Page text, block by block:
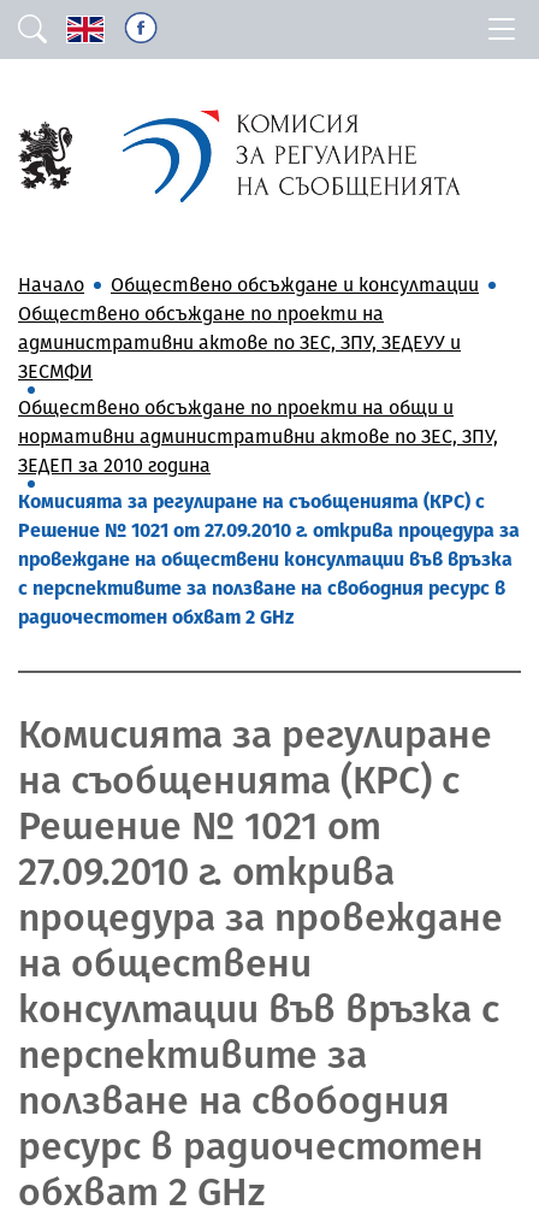
Начало
Обществено обсъждане и консултации
Обществено обсъждане по проекти на
административни актове по ЗЕС, ЗПУ, ЗЕДЕУУ и
ЗЕСМФИ
Обществено обсъждане по проекти на общи и
нормативни административни актове по ЗЕС, ЗПУ,
ЗЕДЕП за 2010 година
Комисията за регулиране на съобщенията (КРС) с
Решение № 1021 от 27.09.2010 г. открива процедура за
провеждане на обществени консултации във връзка
с перспективите за ползване на свободния ресурс в
радиочестотен обхват 2 GHz
Комисията за регулиране
на съобщенията (КРС) с
Решение № 1021 от
27.09.2010 г. открива
процедура за провеждане
на обществени
консултации във връзка с
перспективите за
ползване на свободния
ресурс в радиочестотен
обхват 2 GHz